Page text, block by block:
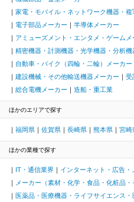
家電・モバイル・ネットワーク機器・
電子部品メーカー
半導体メーカー
アミューズメント・エンタメ・ゲームメ
精密機器・計測機器・光学機器・分析機
自動車・バイク（四輪・二輪）メーカー
建設機械・その他輸送機器メーカー
受
総合電機メーカー
造船・重工業
ほかのエリアで探す
福岡県 佐賀県 長崎県 熊本県 宮崎
ほかの業種で探す
IT・通信業界
インターネット・広告・
メーカー（素材・化学・食品・化粧品
医薬品・医療機器・ライフサイエンス・